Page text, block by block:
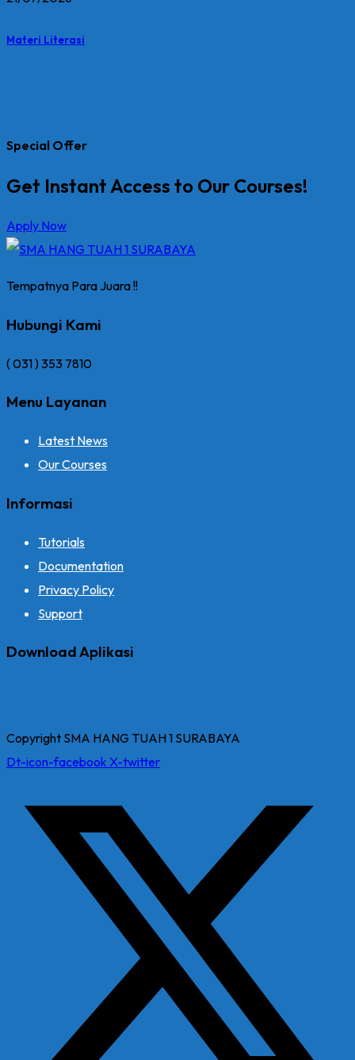
Materi Literasi
Special Offer
Get Instant Access to Our Courses!
Apply Now
Tempatnya Para Juara !!
Hubungi Kami
( 031 ) 353 7810
Menu Layanan
Latest News
Our Courses
Informasi
Tutorials
Documentation
Privacy Policy
Support
Download Aplikasi
Copyright SMA HANG TUAH 1 SURABAYA
Dt-icon-facebook X-twitter